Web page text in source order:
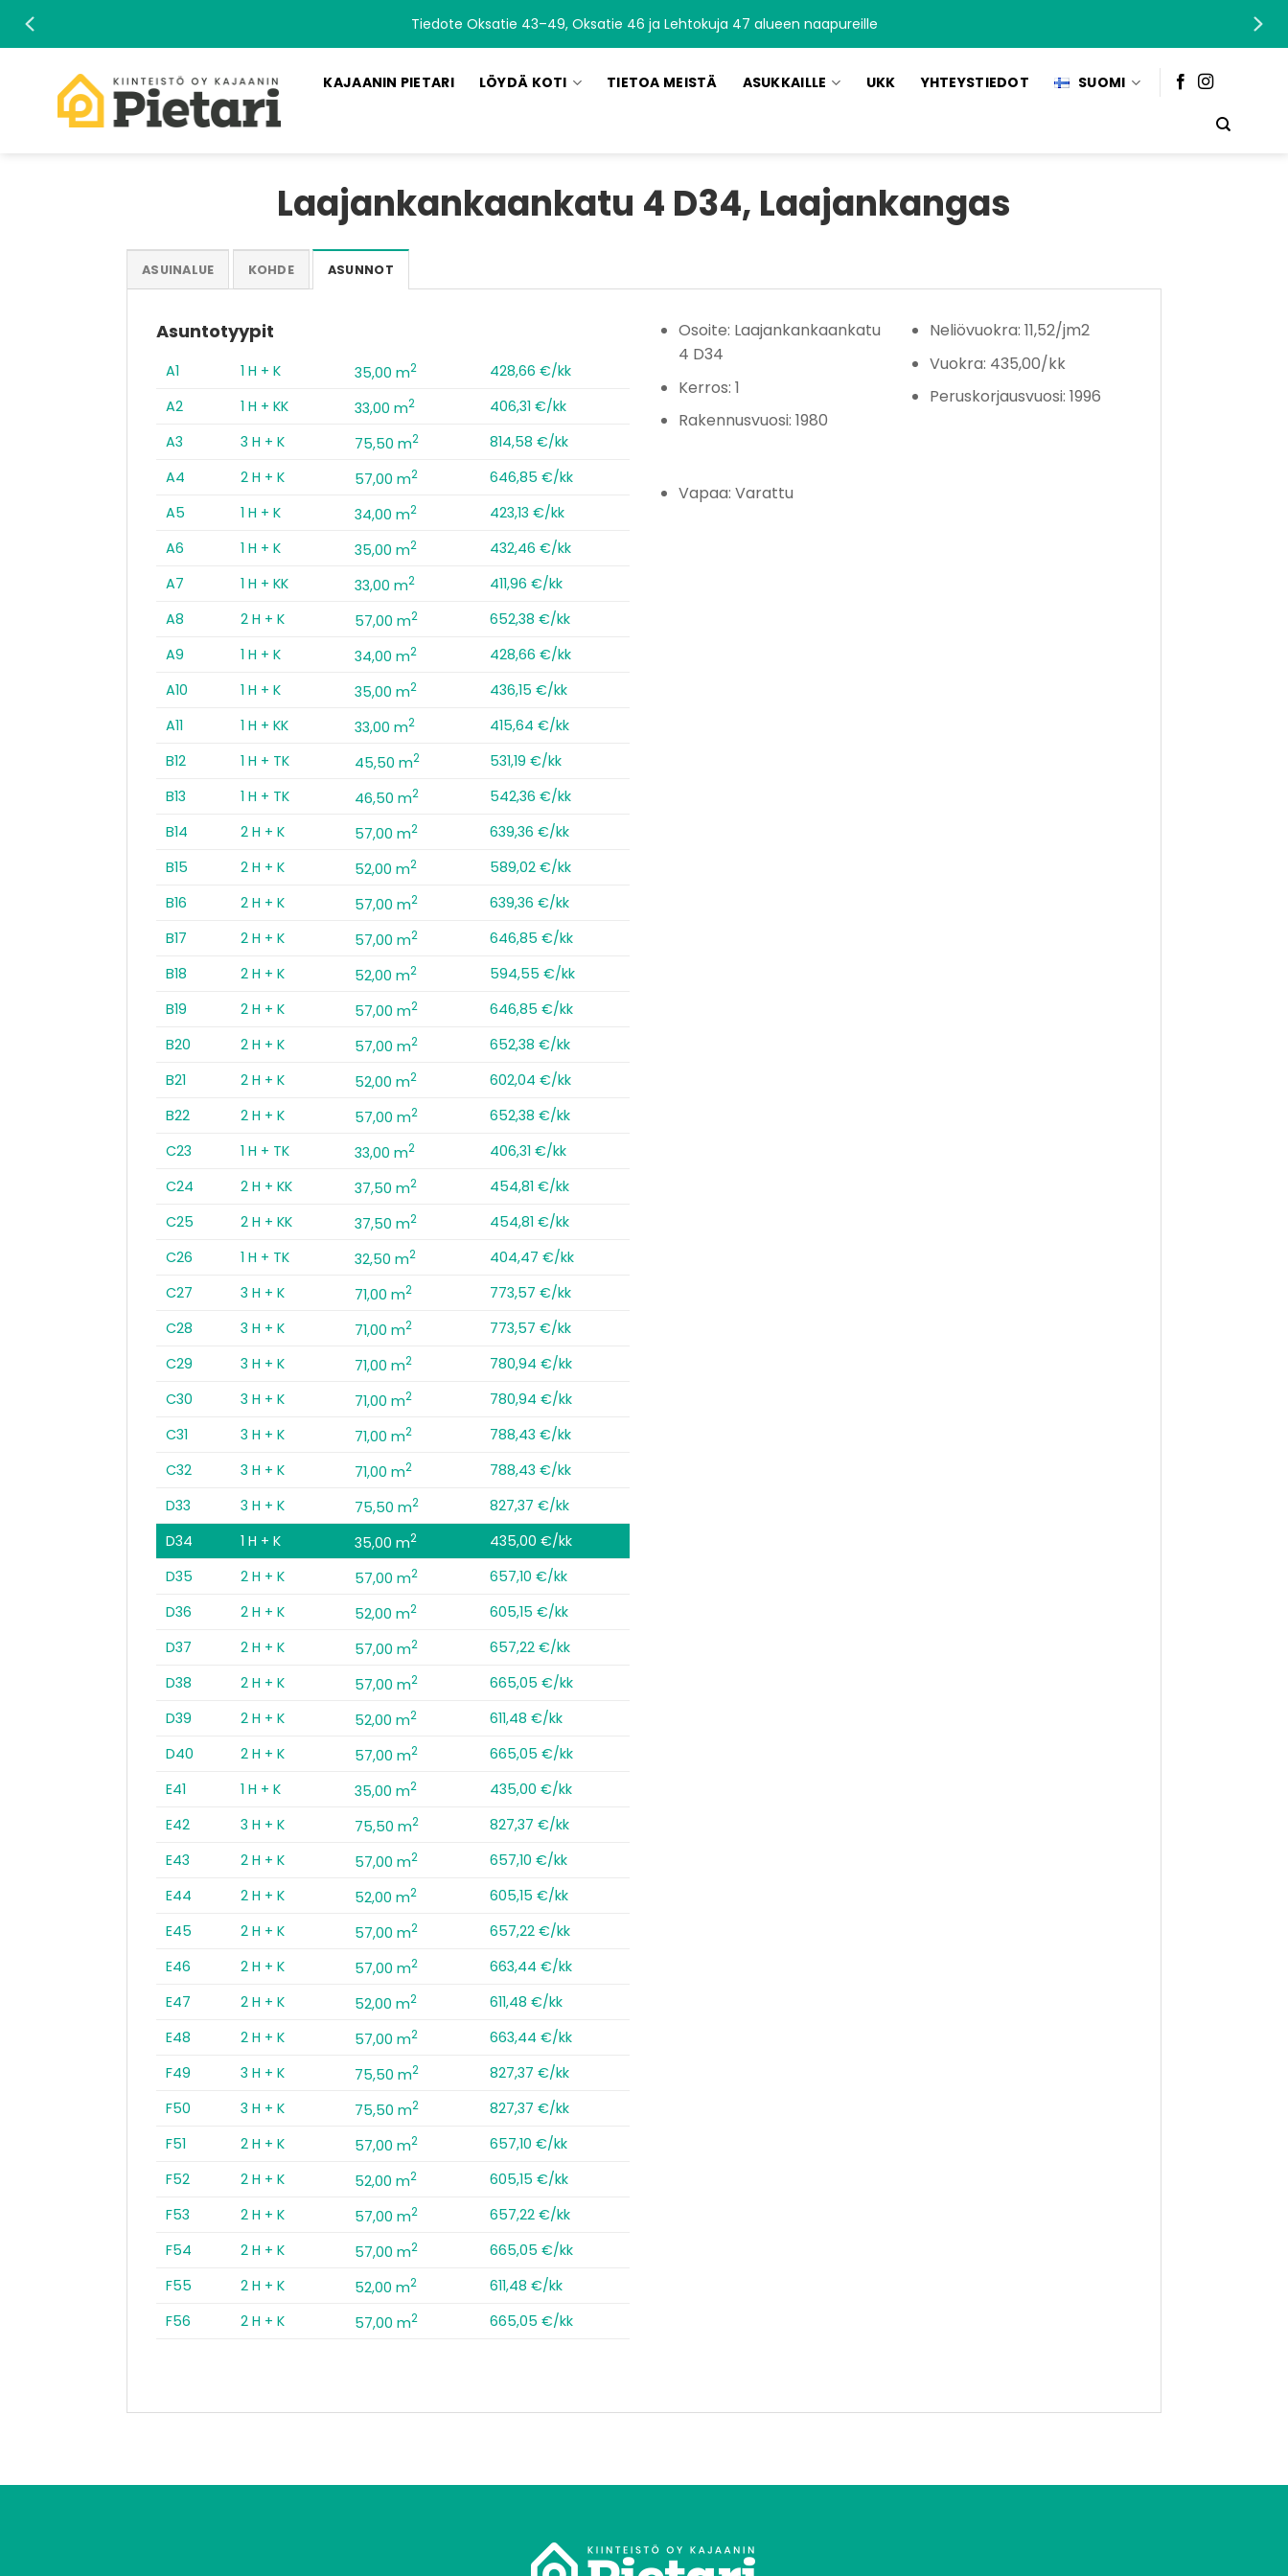
Tiedote Oksatie 43–49, Oksatie 46 ja Lehtokuja 47 alueen naapureille
KAJAANIN PIETARI LÖYDÄ KOTI TIETOA MEISTÄ ASUKKAILLE UKK YHTEYSTIEDOT SUOMI
Laajankankaankatu 4 D34, Laajankangas
ASUINALUE KOHDE ASUNNOT
Asuntotyypit
A1 1 H + K 35,00 m2
428,66 €/kk
A2
1 H + KK 33,00 m2
406,31 €/kk
A3
3 H + K 75,50 m2
814,58 €/kk
A4
2 H + K 57,00 m2
646,85 €/kk
A5
1 H + K 34,00 m2
423,13 €/kk
A6
1 H + K 35,00 m2
432,46 €/kk
A7
1 H + KK 33,00 m2
411,96 €/kk
A8
2 H + K 57,00 m2
652,38 €/kk
A9
1 H + K 34,00 m2
428,66 €/kk
A10
1 H + K 35,00 m2
436,15 €/kk
A11
1 H + KK 33,00 m2
415,64 €/kk
B12
1 H + TK 45,50 m2
531,19 €/kk
B13
1 H + TK 46,50 m2
542,36 €/kk
B14
2 H + K 57,00 m2
639,36 €/kk
B15
2 H + K 52,00 m2
589,02 €/kk
B16
2 H + K 57,00 m2
639,36 €/kk
B17
2 H + K 57,00 m2
646,85 €/kk
B18
2 H + K 52,00 m2
594,55 €/kk
B19
2 H + K 57,00 m2
646,85 €/kk
B20
2 H + K 57,00 m2
652,38 €/kk
B21
2 H + K 52,00 m2
602,04 €/kk
B22
2 H + K 57,00 m2
652,38 €/kk
C23
1 H + TK 33,00 m2
406,31 €/kk
C24
2 H + KK 37,50 m2
454,81 €/kk
C25
2 H + KK 37,50 m2
454,81 €/kk
C26
1 H + TK 32,50 m2
404,47 €/kk
C27
3 H + K 71,00 m2
773,57 €/kk
C28
3 H + K 71,00 m2
773,57 €/kk
C29
3 H + K 71,00 m2
780,94 €/kk
C30
3 H + K 71,00 m2
780,94 €/kk
C31
3 H + K 71,00 m2
788,43 €/kk
C32
3 H + K 71,00 m2
788,43 €/kk
D33
3 H + K 75,50 m2
827,37 €/kk
D34
1 H + K 35,00 m2
435,00 €/kk
D35
2 H + K 57,00 m2
657,10 €/kk
D36
2 H + K 52,00 m2
605,15 €/kk
D37
2 H + K 57,00 m2
657,22 €/kk
D38
2 H + K 57,00 m2
665,05 €/kk
D39
2 H + K 52,00 m2
611,48 €/kk
D40
2 H + K 57,00 m2
665,05 €/kk
E41
1 H + K 35,00 m2
435,00 €/kk
E42
3 H + K 75,50 m2
827,37 €/kk
E43
2 H + K 57,00 m2
657,10 €/kk
E44
2 H + K 52,00 m2
605,15 €/kk
E45
2 H + K 57,00 m2
657,22 €/kk
E46
2 H + K 57,00 m2
663,44 €/kk
E47
2 H + K 52,00 m2
611,48 €/kk
E48
2 H + K 57,00 m2
663,44 €/kk
F49
3 H + K 75,50 m2
827,37 €/kk
F50
3 H + K 75,50 m2
827,37 €/kk
F51
2 H + K 57,00 m2
657,10 €/kk
F52
2 H + K 52,00 m2
605,15 €/kk
F53
2 H + K 57,00 m2
657,22 €/kk
F54
2 H + K 57,00 m2
665,05 €/kk
F55
2 H + K 52,00 m2
611,48 €/kk
F56
2 H + K 57,00 m2 665,05 €/kk
Osoite: Laajankankaankatu
4 D34
Kerros: 1
Rakennusvuosi: 1980
Neliövuokra: 11,52/jm2
Vuokra: 435,00/kk
Peruskorjausvuosi: 1996
Vapaa: Varattu